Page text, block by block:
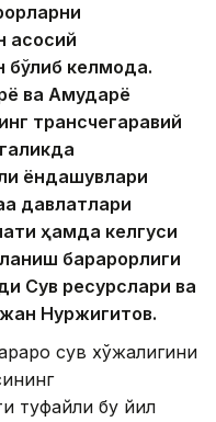
асосий
келмоқда.
ва Амударё
трансчегаравий
ёндашувлари
давлатлари
ҳамда келгуси
барқарорлиги
Сув ресурслари ва
Нуржигитов.
сув хўжалигини
туфайли бу йил